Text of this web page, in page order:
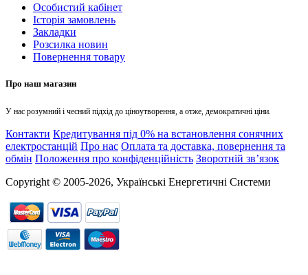
Особистий кабінет
Історія замовлень
Закладки
Розсилка новин
Повернення товару
Про наш магазин
У нас розумний і чесний підхід до ціноутворення, а отже, демократичні ціни.
Контакти Кредитування під 0% на встановлення сонячних
електростанцій Про нас Оплата та доставка, повернення та
обмін Положення про конфіденційність Зворотній зв’язок
Copyright © 2005-2026, Українські Енергетичні Системи